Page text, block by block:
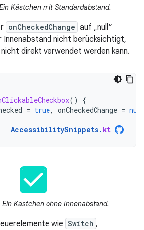
Kästchen mit Standardabstand.
onCheckedChange auf „null“
nicht berücksichtigt,
direkt verwendet werden kann.
()
{
= true, onCheckedChange =
AccessibilitySnippets. kt
Ein Kästchen ohne Innenabstand.
wie Switch ,